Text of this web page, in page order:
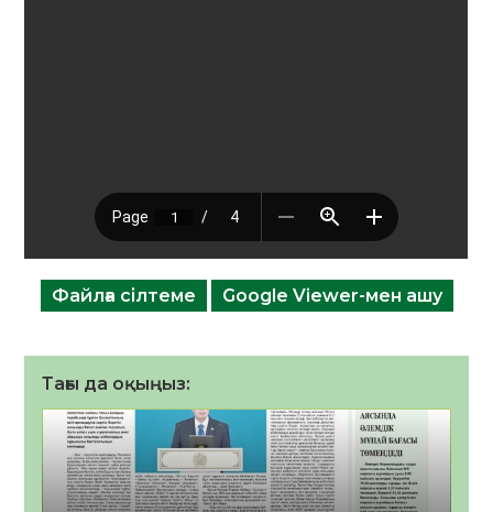
Файлға сілтеме Google Viewer-мен ашу
Тағы да оқыңыз: